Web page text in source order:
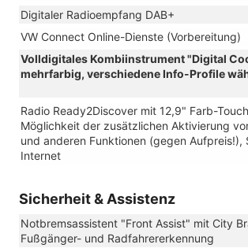
Digitaler Radioempfang DAB+
VW Connect Online-Dienste (Vorbereitung)
Volldigitales Kombiinstrument "Digital
mehrfarbig, verschiedene Info-Profile
Radio Ready2Discover mit 12,9" Farb-
Möglichkeit der zusätzlichen Aktivierung
und anderen Funktionen (gegen Aufpreis!),
Internet
Sicherheit & Assistenz
Notbremsassistent "Front Assist" mit City
Fußgänger- und Radfahrererkennung